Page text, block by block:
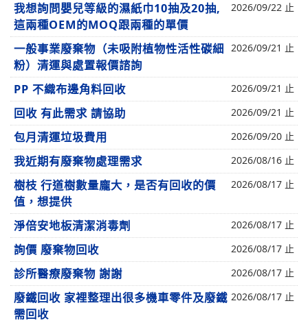
我想詢問嬰兒等級的濕紙巾10抽及20抽,
這兩種OEM的MOQ跟兩種的單價
2026/09/22 止
一般事業廢棄物（未吸附植物性活性碳細
粉）清運與處置報價諮詢
2026/09/21 止
PP 不織布邊角料回收 2026/09/21 止
回收 有此需求 請協助 2026/09/21 止
包月清運垃圾費用 2026/09/20 止
我近期有廢棄物處理需求 2026/08/16 止
樹枝 行道樹數量龐大，是否有回收的價
值，想提供
2026/08/17 止
淨倍安地板清潔消毒劑 2026/08/17 止
詢價 廢棄物回收 2026/08/17 止
診所醫療廢棄物 謝謝 2026/08/17 止
廢鐵回收 家裡整理出很多機車零件及廢鐵
需回收
2026/08/17 止